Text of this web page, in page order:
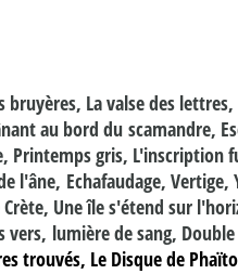
La valse des
au bord du scamandre,
Printemps gris,
l'âne, Echafaudage, Vertige,
Une île s'étend sur
lumière de sang,
trouvés, Le Disque de